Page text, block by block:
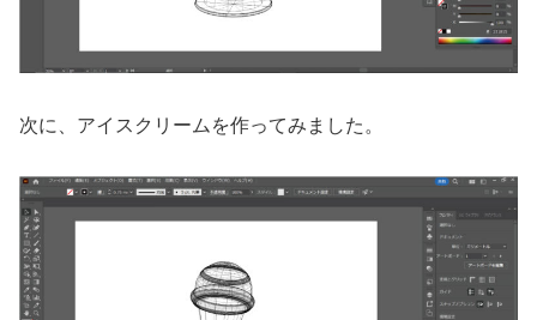
次に、アイスクリームを作ってみました。